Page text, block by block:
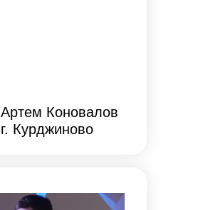
Артем Коновалов
г. Курджиново